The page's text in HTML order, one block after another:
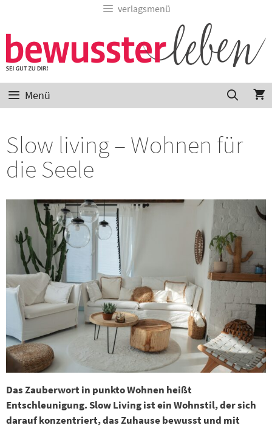
verlagsmenü
Menü
Slow living – Wohnen für
die Seele
Das Zauberwort in punkto Wohnen heißt
Entschleunigung. Slow Living ist ein Wohnstil, ­der sich
darauf konzentriert, das Zuhause bewusst und mit